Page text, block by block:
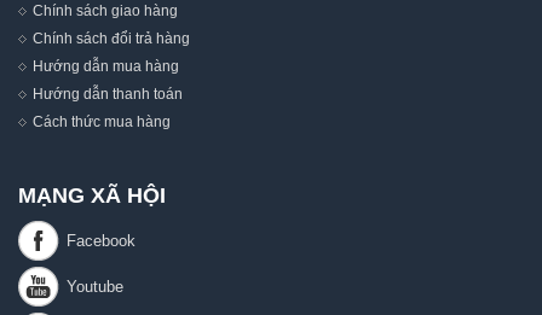
Chính sách giao hàng
Chính sách đổi trả hàng
Hướng dẫn mua hàng
Hướng dẫn thanh toán
Cách thức mua hàng
MẠNG XÃ HỘI